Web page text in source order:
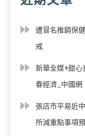
遭冒名推銷保
戒
新華全媒+甜心
春經濟_中國網
張店市平易近
所減重點事項